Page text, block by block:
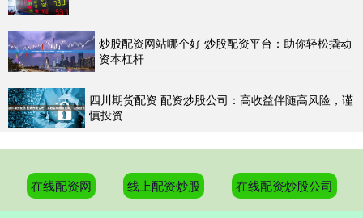
炒股配资网站哪个好 炒股配资平台：助你轻松撬动
资本杠杆
四川期货配资 配资炒股公司：高收益伴随高风险，谨
慎投资
在线配资网 线上配资炒股 在线配资炒股公司